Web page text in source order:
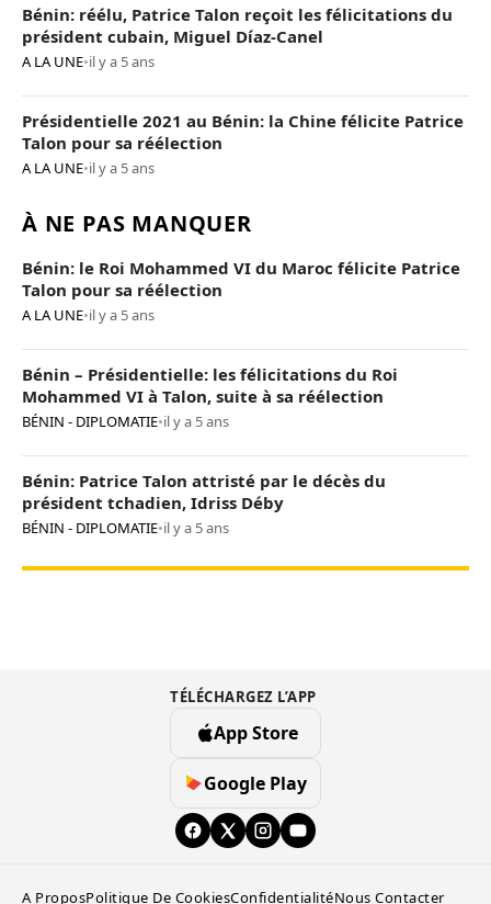
Bénin: réélu, Patrice Talon reçoit les félicitations du
président cubain, Miguel Díaz-Canel
A LA UNE•il y a 5 ans
Présidentielle 2021 au Bénin: la Chine félicite Patrice
Talon pour sa réélection
A LA UNE•il y a 5 ans
À NE PAS MANQUER
Bénin: le Roi Mohammed VI du Maroc félicite Patrice
Talon pour sa réélection
A LA UNE•il y a 5 ans
Bénin – Présidentielle: les félicitations du Roi
Mohammed VI à Talon, suite à sa réélection
BÉNIN - DIPLOMATIE•il y a 5 ans
Bénin: Patrice Talon attristé par le décès du
président tchadien, Idriss Déby
BÉNIN - DIPLOMATIE•il y a 5 ans
TÉLÉCHARGEZ L’APP
App Store
Google Play
A ProposPolitique De CookiesConfidentialitéNous Contacter